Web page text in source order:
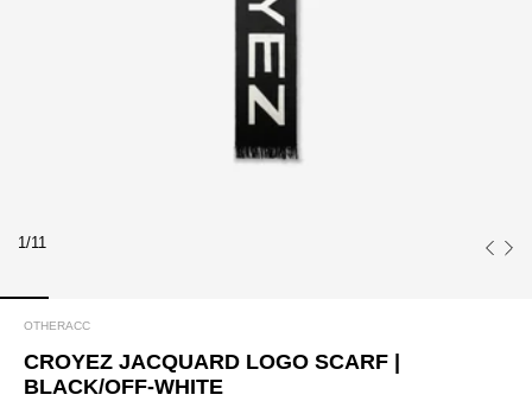
1/11
OTHERACC
CROYEZ JACQUARD LOGO SCARF |
BLACK/OFF-WHITE